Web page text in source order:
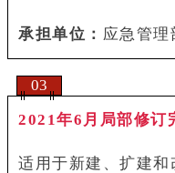
承担单位： 应急管理
03
2021年6月局部修订
适用于新建、扩建